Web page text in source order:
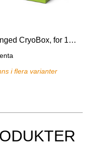
Hinged CryoBox, for 1-2 ml vials/tubes with drain holes for LN vapor-phase storage
i flera varianter